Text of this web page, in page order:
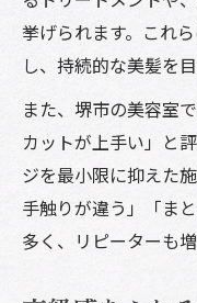
挙げられます。これ
し、持続的な美髪を
また、堺市の美容室
カットが上手い」と
ジを最小限に抑えた
手触りが違う」「ま
多く、リピーターも増